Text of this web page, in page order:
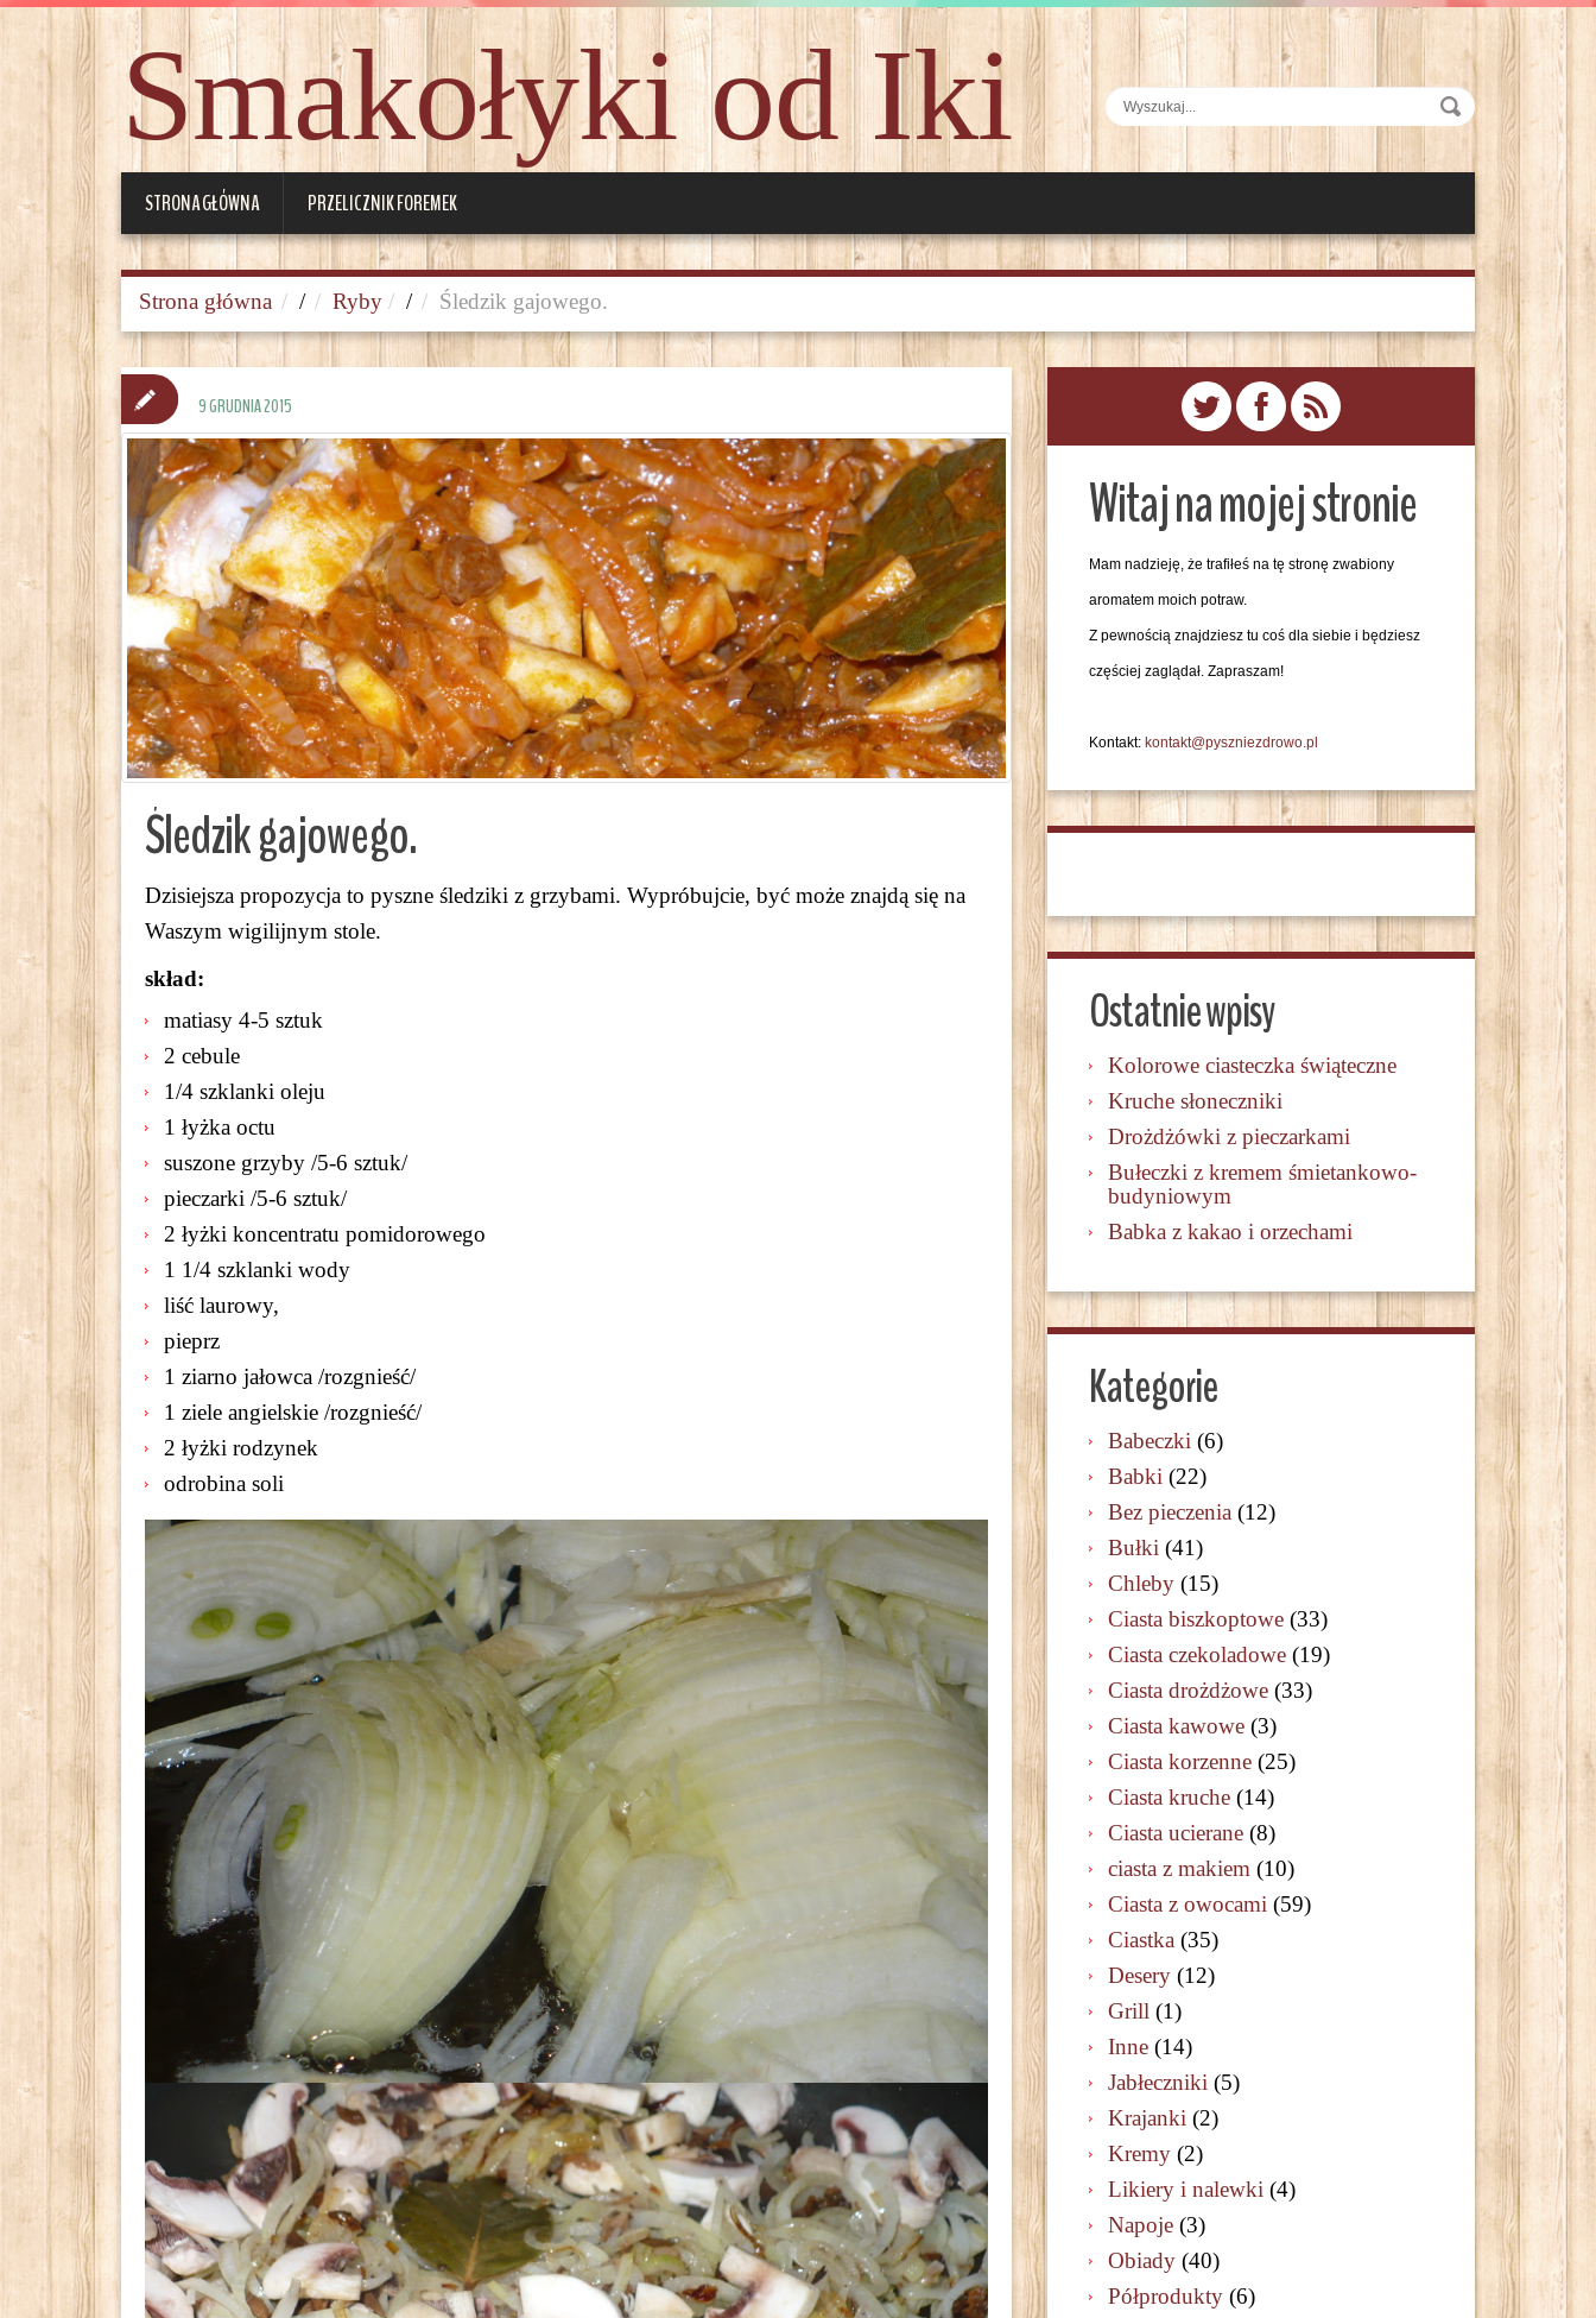
Smakołyki od Iki
STRONA GŁÓWNA PRZELICZNIK FOREMEK
Strona główna / Ryby / Śledzik gajowego.
Śledzik gajowego.
Dzisiejsza propozycja to pyszne śledziki z grzybami. Wypróbujcie, być może znajdą się na
Waszym wigilijnym stole.
skład:
matiasy 4-5 sztuk
2 cebule
1/4 szklanki oleju
1 łyżka octu
suszone grzyby /5-6 sztuk/
pieczarki /5-6 sztuk/
2 łyżki koncentratu pomidorowego
1 1/4 szklanki wody
liść laurowy,
pieprz
1 ziarno jałowca /rozgnieść/
1 ziele angielskie /rozgnieść/
2 łyżki rodzynek
odrobina soli
9 GRUDNIA 2015
Witaj na mojej stronie
Mam nadzieję, że trafiłeś na tę stronę zwabiony
aromatem moich potraw.
Z pewnością znajdziesz tu coś dla siebie i będziesz
częściej zaglądał. Zapraszam!
Kontakt: kontakt@pyszniezdrowo.pl
Ostatnie wpisy
Kolorowe ciasteczka świąteczne
Kruche słoneczniki
Drożdżówki z pieczarkami
Bułeczki z kremem śmietankowo-
budyniowym
Babka z kakao i orzechami
Kategorie
Babeczki (6)
Babki (22)
Bez pieczenia (12)
Bułki (41)
Chleby (15)
Ciasta biszkoptowe (33)
Ciasta czekoladowe (19)
Ciasta drożdżowe (33)
Ciasta kawowe (3)
Ciasta korzenne (25)
Ciasta kruche (14)
Ciasta ucierane (8)
ciasta z makiem (10)
Ciasta z owocami (59)
Ciastka (35)
Desery (12)
Grill (1)
Inne (14)
Jabłeczniki (5)
Krajanki (2)
Kremy (2)
Likiery i nalewki (4)
Napoje (3)
Obiady (40)
Półprodukty (6)